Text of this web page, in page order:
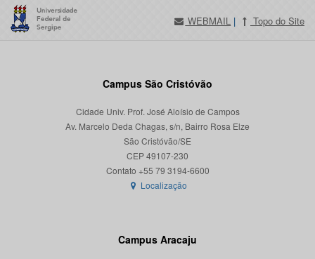
WEBMAIL | Topo do Site
Campus São Cristóvão
Cidade Univ. Prof. José Aloísio de Campos
Av. Marcelo Deda Chagas, s/n, Bairro Rosa Elze
São Cristóvão/SE
CEP 49107-230
Localização
Campus Aracaju